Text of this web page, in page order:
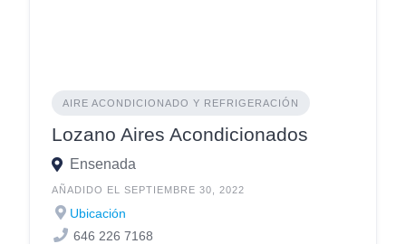
AIRE ACONDICIONADO Y REFRIGERACIÓN
Lozano Aires Acondicionados
Ensenada
AÑADIDO EL SEPTIEMBRE 30, 2022
Ubicación
646 226 7168